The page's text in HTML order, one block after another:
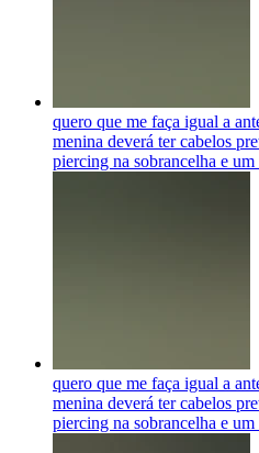
quero que me faça igual a
menina deverá ter cabelos
piercing na sobrancelha e um
quero que me faça igual a
menina deverá ter cabelos
piercing na sobrancelha e um